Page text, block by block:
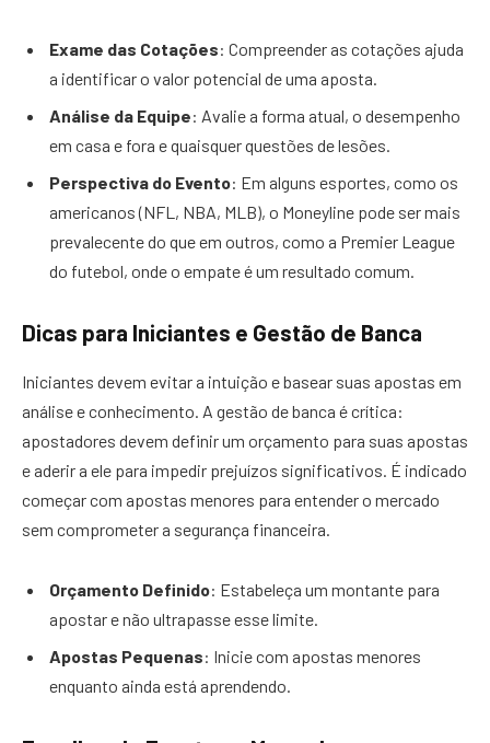
Exame das Cotações: Compreender as cotações ajuda
a identificar o valor potencial de uma aposta.
Análise da Equipe: Avalie a forma atual, o desempenho
em casa e fora e quaisquer questões de lesões.
Perspectiva do Evento: Em alguns esportes, como os
americanos (NFL, NBA, MLB), o Moneyline pode ser mais
prevalecente do que em outros, como a Premier League
do futebol, onde o empate é um resultado comum.
Dicas para Iniciantes e Gestão de Banca
Iniciantes devem evitar a intuição e basear suas apostas em
análise e conhecimento. A gestão de banca é crítica:
apostadores devem definir um orçamento para suas apostas
e aderir a ele para impedir prejuízos significativos. É indicado
começar com apostas menores para entender o mercado
sem comprometer a segurança financeira.
Orçamento Definido: Estabeleça um montante para
apostar e não ultrapasse esse limite.
Apostas Pequenas: Inicie com apostas menores
enquanto ainda está aprendendo.